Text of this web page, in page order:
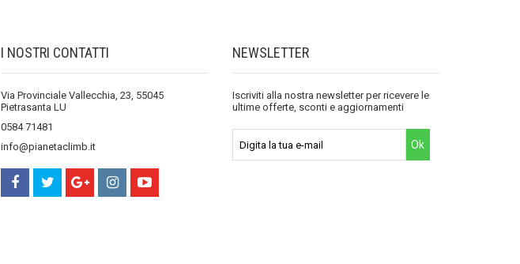
I NOSTRI CONTATTI
Via Provinciale Vallecchia, 23, 55045
Pietrasanta LU
0584 71481
info@pianetaclimb.it
NEWSLETTER
Iscriviti alla nostra newsletter per ricevere le
ultime offerte, sconti e aggiornamenti
Ok